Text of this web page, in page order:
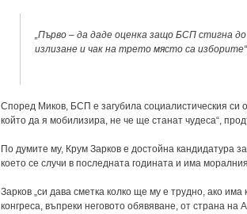
„Първо – да даде оценка защо БСП стигна
излизане и чак на трето място са
Според Миков, БСП е загубила социалистическия си
който да я мобилизира, не че ще станат чудеса“,
По думите му, Крум Зарков е достойна кандидатура
което се случи в последната годината и има
Зарков „си дава сметка колко ще му е трудно, ако
конгреса, въпреки неговото обявяване, от страна на